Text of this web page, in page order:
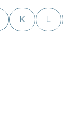
K L